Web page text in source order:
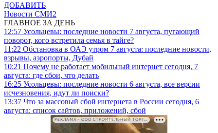
ДОБАВИТЬ
Новости СМИ2
ГЛАВНОЕ ЗА ДЕНЬ
12:57 Усольцевы: последние новости 7 августа, пугающий
поворот, кого встретила семья в тайге?
11:22 Обстановка в ОАЭ утром 7 августа: последние новости,
взрывы, аэропорты, Дубай
10:21 Почему не работает мобильный интернет сегодня, 7
августа: где сбои, что делать
16:25 Усольцевы: последние новости 6 августа, все версии
исчезновения, идут ли поиски?
13:37 Что за массовый сбой интернета в России сегодня, 6
августа: список сайтов, приложений, сбой
РЕКЛАМА • ООО СТРОИТЕЛЬНЫЙ ТОРГОВЫЙ ДОМ «ПЕТРОВИЧ». ИНН: 7802348846